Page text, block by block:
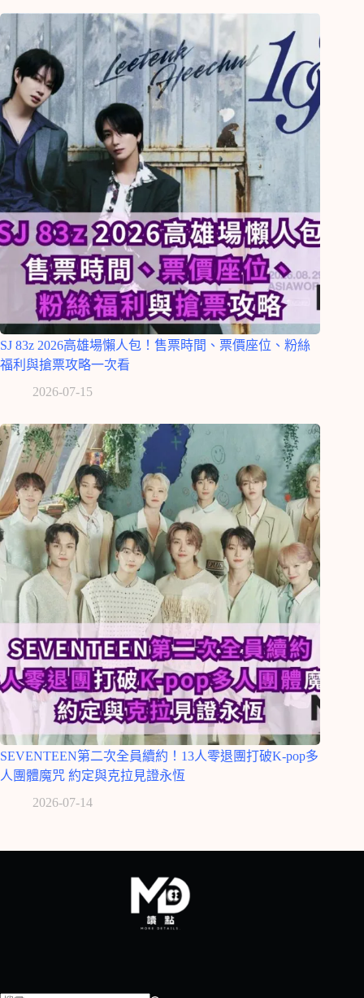
SJ 83z 2026高雄場懶人包！售票時間、票價座位、粉絲
福利與搶票攻略一次看
2026-07-15
SEVENTEEN第二次全員續約！13人零退團打破K-pop多
人團體魔咒 約定與克拉見證永恆
2026-07-14